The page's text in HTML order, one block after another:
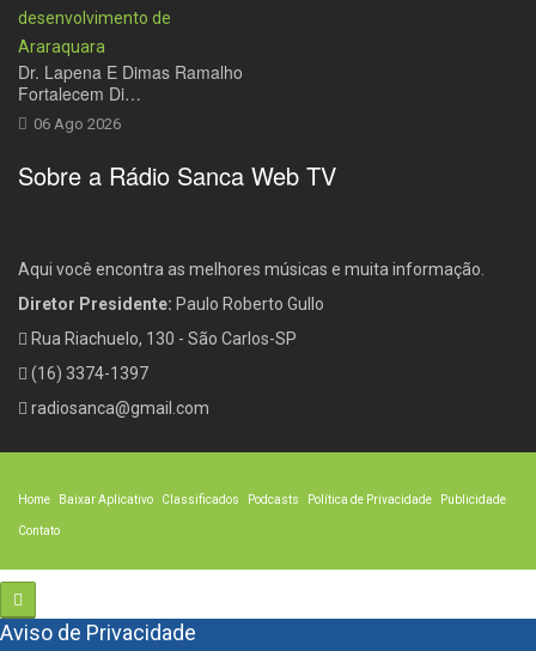
Dr. Lapena E Dimas Ramalho
Fortalecem Di…
06 Ago 2026
Sobre a Rádio Sanca Web TV
Aqui você encontra as melhores músicas e muita informação.
Diretor Presidente: Paulo Roberto Gullo
Rua Riachuelo, 130 - São Carlos-SP
(16) 3374-1397
radiosanca@gmail.com
Home Baixar Aplicativo Classificados Podcasts Política de Privacidade Publicidade
Contato
Aviso de Privacidade